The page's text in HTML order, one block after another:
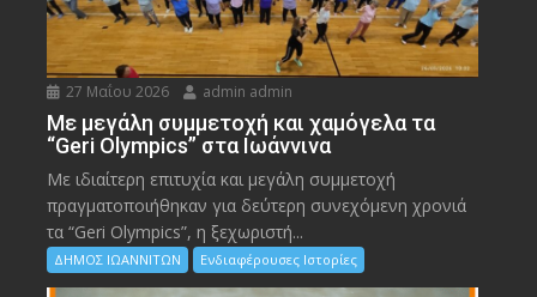
27 Μαΐου 2026 admin admin
Με μεγάλη συμμετοχή και χαμόγελα τα
“Geri Olympics” στα Ιωάννινα
Με ιδιαίτερη επιτυχία και μεγάλη συμμετοχή
πραγματοποιήθηκαν για δεύτερη συνεχόμενη χρονιά
τα “Geri Olympics”, η ξεχωριστή...
ΔΗΜΟΣ ΙΩΑΝΝΙΤΩΝ Ενδιαφέρουσες Ιστορίες